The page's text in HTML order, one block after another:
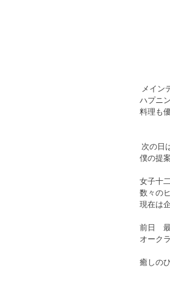
メイン
ハプニ
料理も
次の日
僕の提
女子十
数々の
現在は
前日　
オーク
癒しの